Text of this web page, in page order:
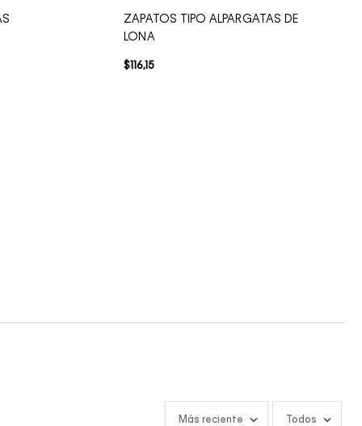
ZAPATOS TIPO ALPARGATAS DE
LONA
$116,15
Más reciente Todos